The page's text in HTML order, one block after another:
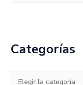
u
a
p
Categorías